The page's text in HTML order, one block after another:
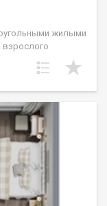
жилыми
взрослого
двор (южные
Центр Иркутск»